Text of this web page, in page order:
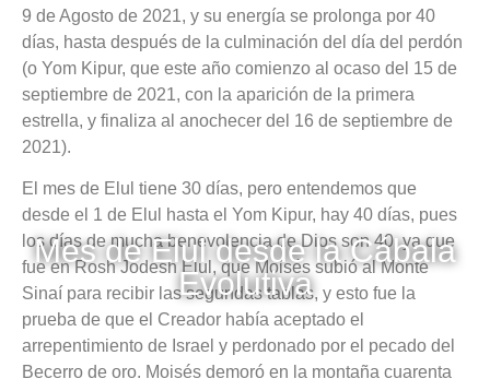
Mes de Elul desde la Cábala
Evolutiva
9 de Agosto de 2021, y su energía se prolonga por 40
días, hasta después de la culminación del día del perdón
(o Yom Kipur, que este año comienzo al ocaso del 15 de
septiembre de 2021, con la aparición de la primera
estrella, y finaliza al anochecer del 16 de septiembre de
2021).
El mes de Elul tiene 30 días, pero entendemos que
desde el 1 de Elul hasta el Yom Kipur, hay 40 días, pues
los días de mucha benevolencia de Dios son 40, ya que
fue en Rosh Jodesh Elul, que Moisés subió al Monte
Sinaí para recibir las segundas tablas, y esto fue la
prueba de que el Creador había aceptado el
arrepentimiento de Israel y perdonado por el pecado del
Becerro de oro. Moisés demoró en la montaña cuarenta